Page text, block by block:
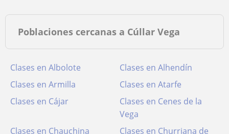
Poblaciones cercanas a Cúllar Vega
Clases en Albolote
Clases en Alhendín
Clases en Armilla
Clases en Atarfe
Clases en Cájar
Clases en Cenes de la
Vega
Clases en Chauchina
Clases en Churriana de